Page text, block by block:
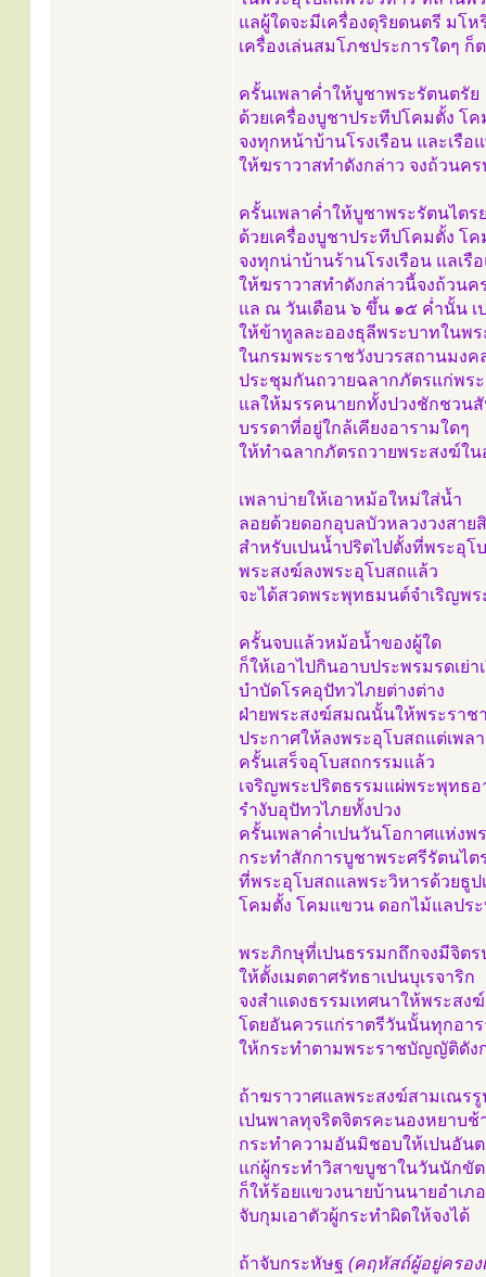
แลผู้ใดจะมีเครื่องดุริยดนตรี มโ
เครื่องเล่นสมโภชประการใดๆ ก็
ครั้นเพลาค่ำให้บูชาพระรัตนตรัย
ด้วยเครื่องบูชาประทีปโคมตั้ง โ
จงทุกหน้าบ้านโรงเรือน และเรื
ให้ฆราวาสทำดังกล่าว จงถ้วนค
ครั้นเพลาค่ำให้บูชาพระรัตนไตร
ด้วยเครื่องบูชาประทีปโคมตั้ง โ
จงทุกน่าบ้านร้านโรงเรือน แลเ
ให้ฆราวาสทำดังกล่าวนี้จงถ้วนค
แล ณ วันเดือน ๖ ขึ้น ๑๕ ค่ำนั้น
ให้ข้าทูลละอองธุลีพระบาทในพร
ในกรมพระราชวังบวรสถานมงค
ประชุมกันถวายฉลากภัตรแก่พร
แลให้มรรคนายกทั้งปวงชักชวน
บรรดาที่อยู่ใกล้เคียงอารามใดๆ
ให้ทำฉลากภัตรถวายพระสงฆ์ใ
เพลาบ่ายให้เอาหม้อใหม่ใส่น้ำ
ลอยด้วยดอกอุบลบัวหลวงวงสาย
สำหรับเปนน้ำปริตไปตั้งที่พระอุโ
พระสงฆ์ลงพระอุโบสถแล้ว
จะได้สวดพระพุทธมนต์จำเริญพร
ครั้นจบแล้วหม้อน้ำของผู้ใด
ก็ให้เอาไปกินอาบประพรมรดเย่า
บำบัดโรคอุปัทวไภยต่างต่าง
ฝ่ายพระสงฆ์สมณนั้นให้พระรา
ประกาศให้ลงพระอุโบสถแต่เพล
ครั้นเสร็จอุโบสถกรรมแล้ว
เจริญพระปริตธรรมแผ่พระพุทธ
รำงับอุปัทวไภยทั้งปวง
ครั้นเพลาค่ำเปนวันโอกาศแห่งพ
กระทำสักการบูชาพระศรีรัตนไต
ที่พระอุโบสถแลพระวิหารด้วยธูป
โคมตั้ง โคมแขวน ดอกไม้แลปร
พระภิกษุที่เปนธรรมกถึกจงมีจิต
ให้ตั้งเมตตาศรัทธาเปนบุเรจาริก
จงสำแดงธรรมเทศนาให้พระสง
โดยอันควรแก่ราตรีวันนั้นทุกอา
ให้กระทำตามพระราชบัญญัติดัง
ถ้าฆราวาศแลพระสงฆ์สามเณรรู
เปนพาลทุจริตจิตรคะนองหยาบ
กระทำความอันมิชอบให้เปนอันต
แก่ผู้กระทำวิสาขบูชาในวันนักขั
ก็ให้ร้อยแขวงนายบ้านนายอำเ
จับกุมเอาตัวผู้กระทำผิดให้จงได้
ถ้าจับกระหัษฐ (คฤหัสถ์ผู้อยู่ครอง